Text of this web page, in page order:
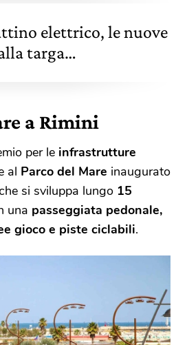
elettrico, le nuove
targa
a Rimini
per le infrastrutture
al Parco del Mare inaugurato
si sviluppa lungo 15
una passeggiata pedonale,
gioco e piste ciclabili.